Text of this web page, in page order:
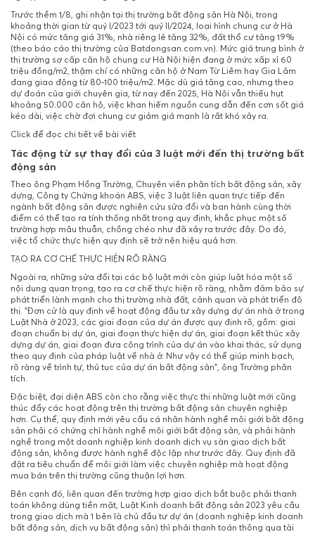
Trước thềm 1/8, ghi nhận tại thị trường bất động sản Hà Nội, trong
khoảng thời gian từ quý I/2023 tới quý II/2024, loại hình chung cư ở Hà
Nội có mức tăng giá 31%, nhà riêng lẻ tăng 32%, đất thổ cư tăng 19%
(theo báo cáo thị trường của Batdongsan.com.vn). Mức giá trung bình ở
thị trường sơ cấp căn hộ chung cư Hà Nội hiện đang ở mức xấp xỉ 60
triệu đồng/m2, thậm chí có những căn hộ ở Nam Từ Liêm hay Gia Lâm
đang giao động từ 80-100 triệu/m2. Mặc dù giá tăng cao, nhưng theo
dự đoán của giới chuyên gia, từ nay đến 2025, Hà Nội vẫn thiếu hụt
khoảng 50.000 căn hộ, việc khan hiếm nguồn cung dẫn đến cơn sốt giá
kéo dài, việc chờ đợi chung cư giảm giá mạnh là rất khó xảy ra.
Click để đọc chi tiết về bài viết
Tác động từ sự thay đổi của 3 luật mới đến thị trường bất
động sản
Theo ông Phạm Hồng Trường, Chuyên viên phân tích bất động sản, xây
dựng, Công ty Chứng khoán ABS, việc 3 luật liên quan trực tiếp đến
ngành bất động sản được nghiên cứu sửa đổi và ban hành cùng thời
điểm có thể tạo ra tính thống nhất trong quy định, khắc phục một số
trường hợp mâu thuẫn, chồng chéo như đã xảy ra trước đây. Do đó,
việc tổ chức thực hiện quy định sẽ trở nên hiệu quả hơn.
TẠO RA CƠ CHẾ THỰC HIỆN RÕ RÀNG
Ngoài ra, những sửa đổi tại các bộ luật mới còn giúp luật hóa một số
nội dung quan trọng, tạo ra cơ chế thực hiện rõ ràng, nhằm đảm bảo sự
phát triển lành mạnh cho thị trường nhà đất, cảnh quan và phát triển đô
thị. "Đơn cử là quy định về hoạt động đầu tư xây dựng dự án nhà ở trong
Luật Nhà ở 2023, các giai đoạn của dự án được quy định rõ, gồm: giai
đoạn chuẩn bị dự án, giai đoạn thực hiện dự án, giai đoạn kết thúc xây
dựng dự án, giai đoạn đưa công trình của dự án vào khai thác, sử dụng
theo quy định của pháp luật về nhà ở. Như vậy có thể giúp minh bạch,
rõ ràng về trình tự, thủ tục của dự án bất động sản”, ông Trường phân
tích.
Đặc biệt, đại diện ABS còn cho rằng việc thực thi những luật mới cũng
thúc đẩy các hoạt động trên thị trường bất động sản chuyên nghiệp
hơn. Cụ thể, quy định mới yêu cầu cá nhân hành nghề môi giới bất động
sản phải có chứng chỉ hành nghề môi giới bất động sản, và phải hành
nghề trong một doanh nghiệp kinh doanh dịch vụ sàn giao dịch bất
động sản, không được hành nghề độc lập như trước đây. Quy định đã
đặt ra tiêu chuẩn để môi giới làm việc chuyên nghiệp mà hoạt động
mua bán trên thị trường cũng thuận lợi hơn.
Bên cạnh đó, liên quan đến trường hợp giao dịch bắt buộc phải thanh
toán không dùng tiền mặt, Luật Kinh doanh bất động sản 2023 yêu cầu
trong giao dịch mà 1 bên là chủ đầu tư dự án (doanh nghiệp kinh doanh
bất động sản, dịch vụ bất động sản) thì phải thanh toán thông qua tài